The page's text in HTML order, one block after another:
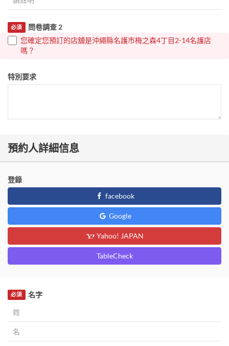
問卷調查 2
必須
您確定您預訂的店舖是沖繩縣名護市梅之森4丁目2-14名護店
嗎？
特別要求
預約人詳細信息
登錄
facebook
Google
Yahoo! JAPAN
TableCheck
名字
必須